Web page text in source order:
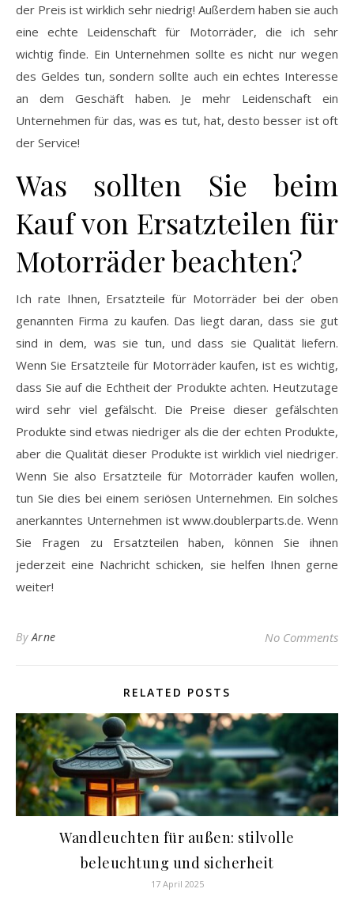
der Preis ist wirklich sehr niedrig! Außerdem haben sie auch
eine echte Leidenschaft für Motorräder, die ich sehr
wichtig finde. Ein Unternehmen sollte es nicht nur wegen
des Geldes tun, sondern sollte auch ein echtes Interesse
an dem Geschäft haben. Je mehr Leidenschaft ein
Unternehmen für das, was es tut, hat, desto besser ist oft
der Service!
Was sollten Sie beim
Kauf von Ersatzteilen für
Motorräder beachten?
Ich rate Ihnen, Ersatzteile für Motorräder bei der oben
genannten Firma zu kaufen. Das liegt daran, dass sie gut
sind in dem, was sie tun, und dass sie Qualität liefern.
Wenn Sie Ersatzteile für Motorräder kaufen, ist es wichtig,
dass Sie auf die Echtheit der Produkte achten. Heutzutage
wird sehr viel gefälscht. Die Preise dieser gefälschten
Produkte sind etwas niedriger als die der echten Produkte,
aber die Qualität dieser Produkte ist wirklich viel niedriger.
Wenn Sie also Ersatzteile für Motorräder kaufen wollen,
tun Sie dies bei einem seriösen Unternehmen. Ein solches
anerkanntes Unternehmen ist www.doublerparts.de. Wenn
Sie Fragen zu Ersatzteilen haben, können Sie ihnen
jederzeit eine Nachricht schicken, sie helfen Ihnen gerne
weiter!
ByArne No Comments
RELATED POSTS
Wandleuchten für außen: stilvolle
beleuchtung und sicherheit
17 April 2025